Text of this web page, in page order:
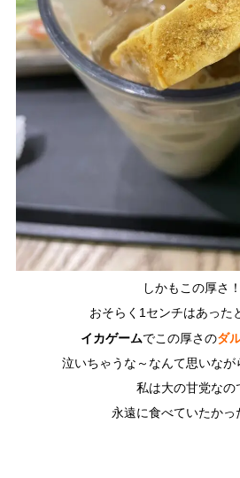
しかもこの厚さ！
おそらく1センチはあった
イカゲームでこの厚さのダ
泣いちゃうな～なんて思いなが
私は大の甘党なの
永遠に食べていたかっ